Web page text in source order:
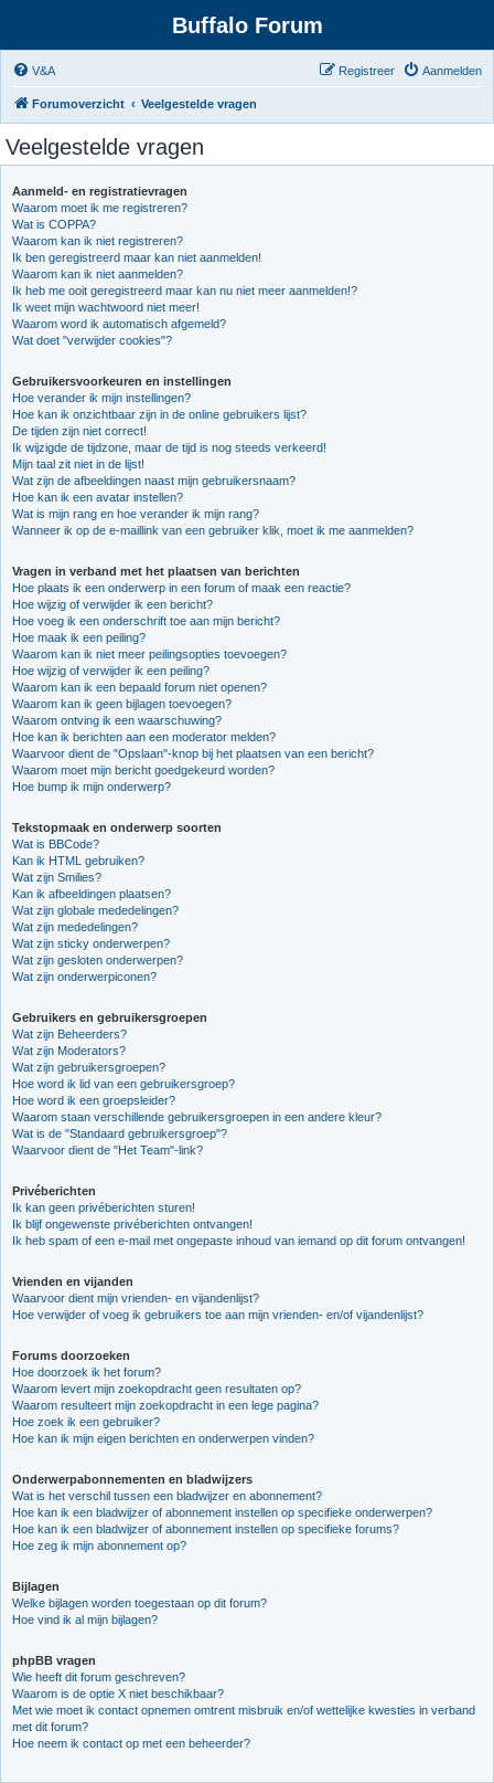
Buffalo Forum
V&A Aanmelden
Registreer
Forumoverzicht Veelgestelde vragen
Veelgestelde vragen
Aanmeld- en registratievragen
Waarom moet ik me registreren?
Wat is COPPA?
Waarom kan ik niet registreren?
Ik ben geregistreerd maar kan niet aanmelden!
Waarom kan ik niet aanmelden?
Ik heb me ooit geregistreerd maar kan nu niet meer aanmelden!?
Ik weet mijn wachtwoord niet meer!
Waarom word ik automatisch afgemeld?
Wat doet "verwijder cookies"?
Gebruikersvoorkeuren en instellingen
Hoe verander ik mijn instellingen?
Hoe kan ik onzichtbaar zijn in de online gebruikers lijst?
De tijden zijn niet correct!
Ik wijzigde de tijdzone, maar de tijd is nog steeds verkeerd!
Mijn taal zit niet in de lijst!
Wat zijn de afbeeldingen naast mijn gebruikersnaam?
Hoe kan ik een avatar instellen?
Wat is mijn rang en hoe verander ik mijn rang?
Wanneer ik op de e-maillink van een gebruiker klik, moet ik me aanmelden?
Vragen in verband met het plaatsen van berichten
Hoe plaats ik een onderwerp in een forum of maak een reactie?
Hoe wijzig of verwijder ik een bericht?
Hoe voeg ik een onderschrift toe aan mijn bericht?
Hoe maak ik een peiling?
Waarom kan ik niet meer peilingsopties toevoegen?
Hoe wijzig of verwijder ik een peiling?
Waarom kan ik een bepaald forum niet openen?
Waarom kan ik geen bijlagen toevoegen?
Waarom ontving ik een waarschuwing?
Hoe kan ik berichten aan een moderator melden?
Waarvoor dient de "Opslaan"-knop bij het plaatsen van een bericht?
Waarom moet mijn bericht goedgekeurd worden?
Hoe bump ik mijn onderwerp?
Tekstopmaak en onderwerp soorten
Wat is BBCode?
Kan ik HTML gebruiken?
Wat zijn Smilies?
Kan ik afbeeldingen plaatsen?
Wat zijn globale mededelingen?
Wat zijn mededelingen?
Wat zijn sticky onderwerpen?
Wat zijn gesloten onderwerpen?
Wat zijn onderwerpiconen?
Gebruikers en gebruikersgroepen
Wat zijn Beheerders?
Wat zijn Moderators?
Wat zijn gebruikersgroepen?
Hoe word ik lid van een gebruikersgroep?
Hoe word ik een groepsleider?
Waarom staan verschillende gebruikersgroepen in een andere kleur?
Wat is de "Standaard gebruikersgroep"?
Waarvoor dient de "Het Team"-link?
Privéberichten
Ik kan geen privéberichten sturen!
Ik blijf ongewenste privéberichten ontvangen!
Ik heb spam of een e-mail met ongepaste inhoud van iemand op dit forum ontvangen!
Vrienden en vijanden
Waarvoor dient mijn vrienden- en vijandenlijst?
Hoe verwijder of voeg ik gebruikers toe aan mijn vrienden- en/of vijandenlijst?
Forums doorzoeken
Hoe doorzoek ik het forum?
Waarom levert mijn zoekopdracht geen resultaten op?
Waarom resulteert mijn zoekopdracht in een lege pagina?
Hoe zoek ik een gebruiker?
Hoe kan ik mijn eigen berichten en onderwerpen vinden?
Onderwerpabonnementen en bladwijzers
Wat is het verschil tussen een bladwijzer en abonnement?
Hoe kan ik een bladwijzer of abonnement instellen op specifieke onderwerpen?
Hoe kan ik een bladwijzer of abonnement instellen op specifieke forums?
Hoe zeg ik mijn abonnement op?
Bijlagen
Welke bijlagen worden toegestaan op dit forum?
Hoe vind ik al mijn bijlagen?
phpBB vragen
Wie heeft dit forum geschreven?
Waarom is de optie X niet beschikbaar?
Met wie moet ik contact opnemen omtrent misbruik en/of wettelijke kwesties in verband
met dit forum?
Hoe neem ik contact op met een beheerder?